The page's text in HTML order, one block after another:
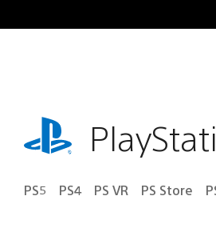
Inhalt
playstation.com
PS5 PS4 PS VR PS Store